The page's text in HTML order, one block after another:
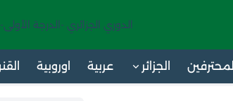
الدوري الجزائري -الدرجة الأولى-
المحترفين الجزائر عربية اوروبية